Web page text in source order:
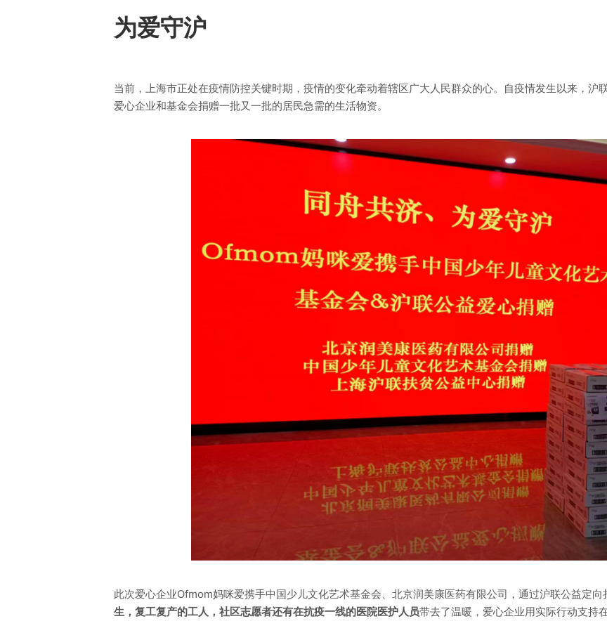
为爱守沪
当前，上海市正处在疫情防控关键时期，疫情的变化牵动着辖区广大人民群众的心。自疫情发生以来，沪
爱心企业和基金会捐赠一批又一批的居民急需的生活物资。
此次爱心企业Ofmom妈咪爱携手中国少儿文化艺术基金会、北京润美康医药有限公司，通过沪联公益定向
生，复工复产的工人，社区志愿者还有在抗疫一线的医院医护人员带去了温暖，爱心企业用实际行动支持